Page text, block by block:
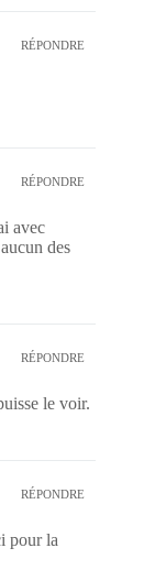
RÉPONDRE
RÉPONDRE
avec
des
RÉPONDRE
le voir.
RÉPONDRE
pour la